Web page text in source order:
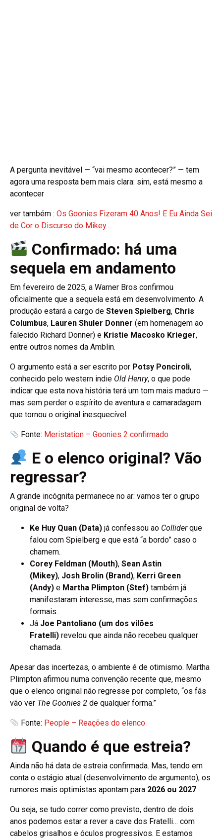
A pergunta inevitável — “vai mesmo acontecer?” — tem
agora uma resposta bem mais clara: sim, está mesmo a
acontecer
ver também : Os Goonies Fizeram 40 Anos! E Eu Ainda Sei
de Cor o Discurso do Mikey…
Confirmado: há uma
sequela em andamento
Em fevereiro de 2025, a Warner Bros confirmou
oficialmente que a sequela está em desenvolvimento. A
produção estará a cargo de Steven Spielberg, Chris
Columbus, Lauren Shuler Donner (em homenagem ao
falecido Richard Donner) e Kristie Macosko Krieger,
entre outros nomes da Amblin.
O argumento está a ser escrito por Potsy Ponciroli,
conhecido pelo western indie Old Henry, o que pode
indicar que esta nova história terá um tom mais maduro —
mas sem perder o espírito de aventura e camaradagem
que tornou o original inesquecível.
Fonte: Meristation – Goonies 2 confirmado
E o elenco original? Vão
regressar?
A grande incógnita permanece no ar: vamos ter o grupo
original de volta?
Ke Huy Quan (Data) já confessou ao Colliderque
falou com Spielberg e que está “a bordo” caso o
chamem.
Corey Feldman (Mouth), Sean Astin
(Mikey), Josh Brolin (Brand), Kerri Green
(Andy) e Martha Plimpton (Stef) também já
manifestaram interesse, mas sem confirmações
formais.
Já Joe Pantoliano (um dos vilões
Fratelli) revelou que ainda não recebeu qualquer
chamada.
Apesar das incertezas, o ambiente é de otimismo. Martha
Plimpton afirmou numa convenção recente que, mesmo
que o elenco original não regresse por completo, “os fãs
vão ver The Goonies 2 de qualquer forma.”
Fonte: People – Reações do elenco
Quando é que estreia?
Ainda não há data de estreia confirmada. Mas, tendo em
conta o estágio atual (desenvolvimento de argumento), os
rumores mais optimistas apontam para 2026 ou 2027.
Ou seja, se tudo correr como previsto, dentro de dois
anos podemos estar a rever a cave dos Fratelli… com
cabelos grisalhos e óculos progressivos. E estamos